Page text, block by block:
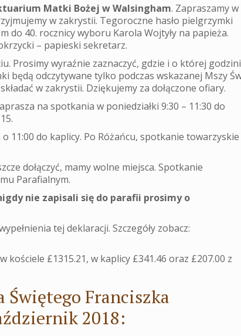
Matki Bożej w Walsingham. Zapraszamy w
w zakrystii. Tegoroczne hasło pielgrzymki
do 40. rocznicy wyboru Karola Wojtyły na papieża.
– papieski sekretarz.
Prosimy wyraźnie zaznaczyć, gdzie i o której
będą odczytywane tylko podczas wskazanej Mszy
w zakrystii. Dziękujemy za dołączone ofiary.
na spotkania w poniedziałki 9:30 – 11:30 do
11:00 do kaplicy. Po Różańcu, spotkanie towarzyskie
dołączyć, mamy wolne miejsca. Spotkanie
Parafialnym.
nie zapisali się do parafii prosimy o
tej deklaracji. Szczegóły zobacz:
kościele £1315.21, w kaplicy £341.46 oraz £207.00 z
Świętego Franciszka
2018: